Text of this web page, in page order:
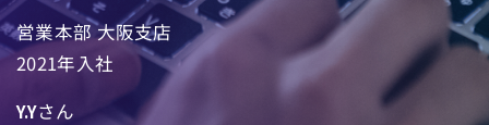
営業本部 大阪支店
2021年入社
Y.Yさん